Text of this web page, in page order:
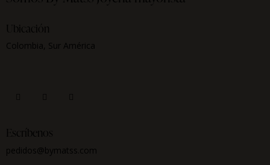
Ubicación
Colombia, Sur América
Escríbenos
pedidos@bymatss.com